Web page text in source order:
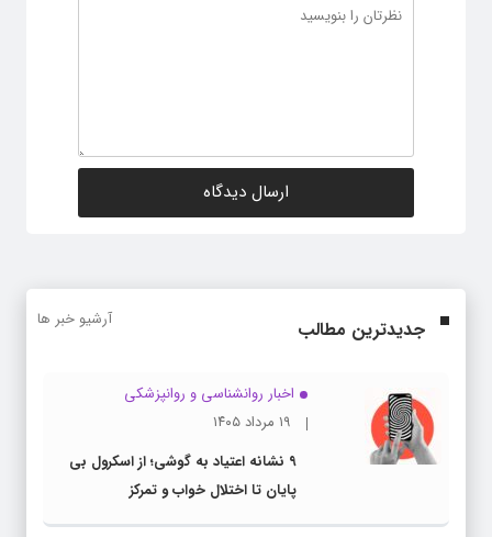
جدیدترین مطالب آرشیو خبر ها
اخبار روانشناسی و روانپزشكی
۱۹ مرداد ۱۴۰۵
۹ نشانه اعتیاد به گوشی؛ از اسکرول بی
پایان تا اختلال خواب و تمرکز